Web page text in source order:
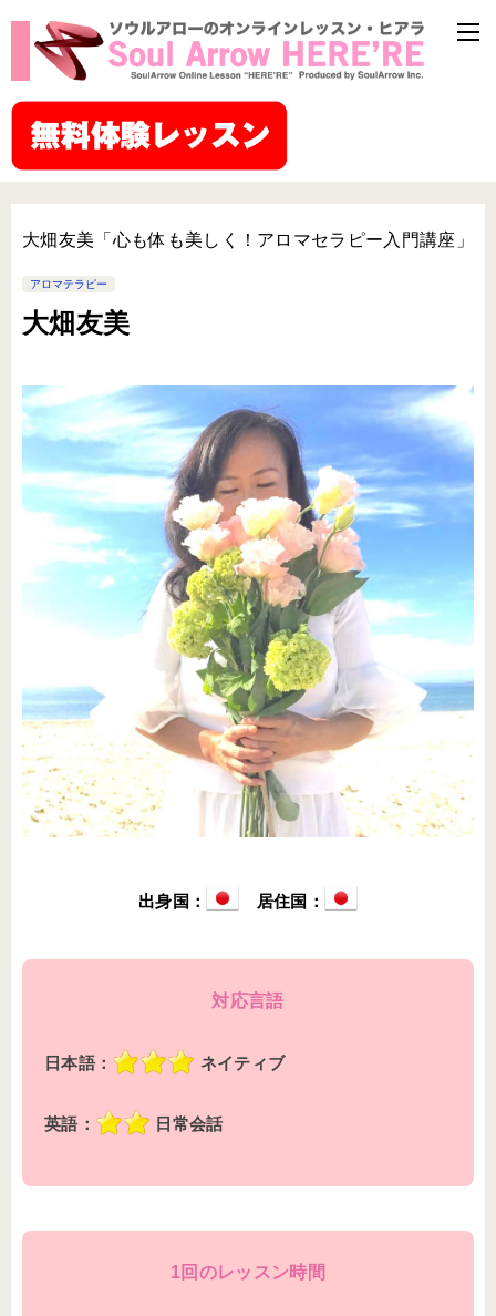
大畑友美「心も体も美しく！アロマセラピー入門講座」
アロマテラピー
大畑友美
出身国： 居住国：
対応言語
日本語： ネイティブ
英語： 日常会話
1回のレッスン時間